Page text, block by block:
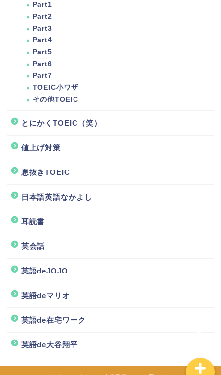
Part1
Part2
Part3
Part4
Part5
Part6
Part7
TOEIC小ワザ
その他TOEIC
とにかくTOEIC（笑）
値上げ対策
息抜きTOEIC
日本語英語なかよし
耳読書
英会話
英語deJOJO
英語deマリオ
英語de在宅ワーク
英語de大谷翔平